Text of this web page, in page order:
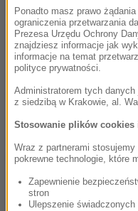
W każdy wtorek i
Tadeusiewicz przybliża
dla laika".
Serwujemy też
kulturze, nauce, zdrowiu
Śniadanie Mistrzów
rozmawiamy o tym, co
koncertom, zaglądamy
sprawdzamy, co w kinie
Do tego: monitorujemy
Ponadto masz prawo
ograniczenia przetwarzania
Prezesa Urzędu Ochrony
znajdziesz informacje jak
informacje na temat
polityce prywatności.
Administratorem tych
z siedzibą w Krakowie, al.
Stosowanie plików
Wraz z partnerami
pokrewne technologie, które
Zapewnienie
stron
Ulepszenie